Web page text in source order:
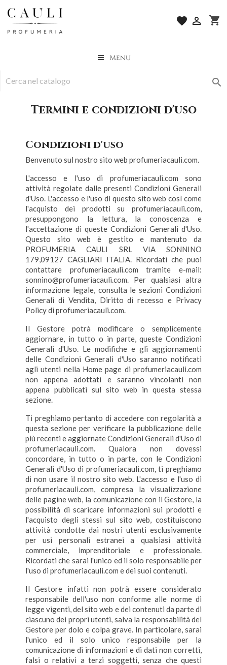
shopping_cart

favorite
Menu

Termini e condizioni d'uso
Condizioni d'uso
Benvenuto sul nostro sito web profumeriacauli.com.
L'accesso e l'uso di profumeriacauli.com sono
attività regolate dalle presenti Condizioni Generali
d'Uso. L'accesso e l'uso di questo sito web così come
l'acquisto dei prodotti su profumeriacauli.com,
presuppongono la lettura, la conoscenza e
l'accettazione di queste Condizioni Generali d'Uso.
Questo sito web è gestito e mantenuto da
PROFUMERIA CAULI SRL VIA SONNINO
179,09127 CAGLIARI ITALIA. Ricordati che puoi
contattare profumeriacauli.com tramite e-mail:
sonnino@profumeriacauli.com. Per qualsiasi altra
informazione legale, consulta le sezioni Condizioni
Generali di Vendita, Diritto di recesso e Privacy
Policy di profumeriacauli.com.
Il Gestore potrà modificare o semplicemente
aggiornare, in tutto o in parte, queste Condizioni
Generali d'Uso. Le modifiche e gli aggiornamenti
delle Condizioni Generali d'Uso saranno notificati
agli utenti nella Home page di profumeriacauli.com
non appena adottati e saranno vincolanti non
appena pubblicati sul sito web in questa stessa
sezione.
Ti preghiamo pertanto di accedere con regolarità a
questa sezione per verificare la pubblicazione delle
più recenti e aggiornate Condizioni Generali d'Uso di
profumeriacauli.com. Qualora non dovessi
concordare, in tutto o in parte, con le Condizioni
Generali d'Uso di profumeriacauli.com, ti preghiamo
di non usare il nostro sito web. L'accesso e l'uso di
profumeriacauli.com, compresa la visualizzazione
delle pagine web, la comunicazione con il Gestore, la
possibilità di scaricare informazioni sui prodotti e
l'acquisto degli stessi sul sito web, costituiscono
attività condotte dai nostri utenti esclusivamente
per usi personali estranei a qualsiasi attività
commerciale, imprenditoriale e professionale.
Ricordati che sarai l'unico ed il solo responsabile per
l'uso di profumeriacauli.com e dei suoi contenuti.
Il Gestore infatti non potrà essere considerato
responsabile dell'uso non conforme alle norme di
legge vigenti, del sito web e dei contenuti da parte di
ciascuno dei propri utenti, salva la responsabilità del
Gestore per dolo e colpa grave. In particolare, sarai
l'unico ed il solo unico responsabile per la
comunicazione di informazioni e di dati non corretti,
falsi o relativi a terzi soggetti, senza che questi